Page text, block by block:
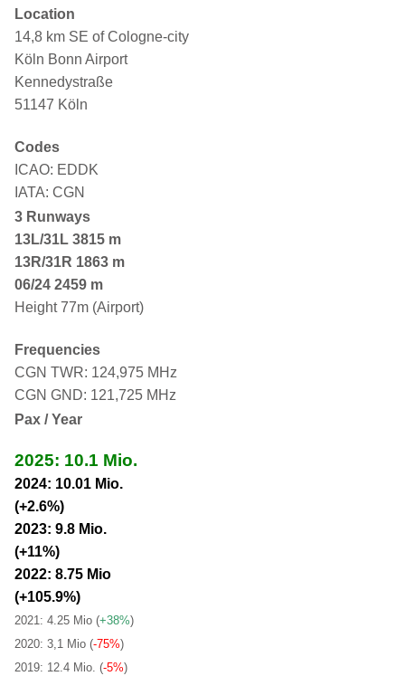
Location
14,8 km SE of Cologne-city
Köln Bonn Airport
Kennedystraße
51147 Köln
Codes
ICAO: EDDK
IATA: CGN
3 Runways
13L/31L 3815 m
13R/31R 1863 m
06/24 2459 m
Height 77m (Airport)
Frequencies
CGN TWR: 124,975 MHz
CGN GND: 121,725 MHz
Pax / Year
2025: 10.1 Mio.
2024: 10.01 Mio.
(+2.6%)
2023: 9.8 Mio.
(+11%)
2022: 8.75 Mio
(+105.9%)
2021: 4.25 Mio (+38%)
2020: 3,1 Mio (-75%)
2019: 12.4 Mio. (-5%)